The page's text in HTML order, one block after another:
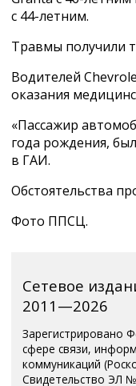
с 44-летним.
Травмы получили
Водителей
оказания
«Пассажир
года рождения,
в ГАИ.
Обстоятельства
Фото ППСЦ.
Сетевое
2011—2026
Зарегистрировано
сфере связи,
коммуникаций
Свидетельство ЭЛ